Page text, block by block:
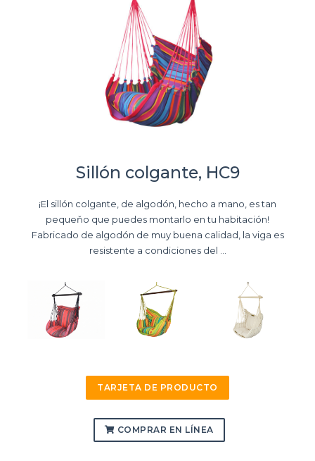
Sillón colgante, HC9
¡El sillón colgante, de algodón, hecho a mano, es tan
pequeňo que puedes montarlo en tu habitación!
Fabricado de algodón de muy buena calidad, la viga es
resistente a condiciones del ...
TARJETA DE PRODUCTO
COMPRAR EN LÍNEA